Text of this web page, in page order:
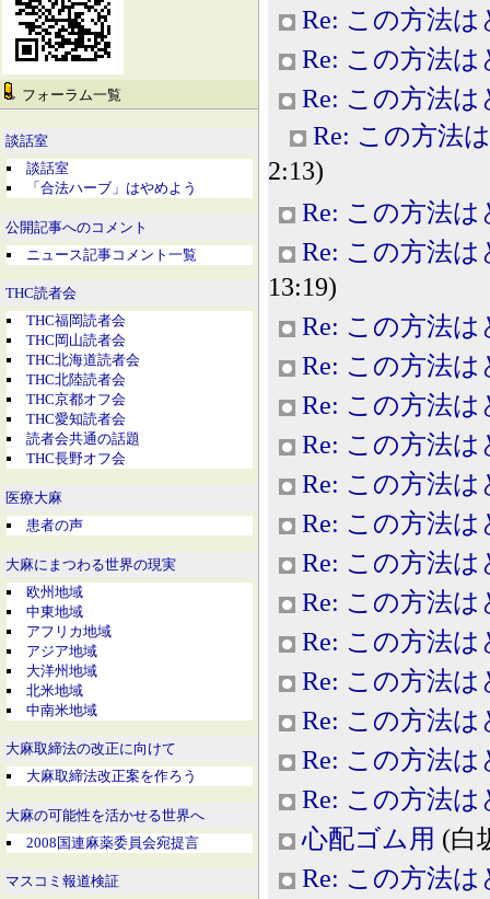
フォーラム一覧
談話室
談話室
「合法ハーブ」はやめよう
公開記事へのコメント
ニュース記事コメント一覧
THC読者会
THC福岡読者会
THC岡山読者会
THC北海道読者会
THC北陸読者会
THC京都オフ会
THC愛知読者会
読者会共通の話題
THC長野オフ会
医療大麻
患者の声
大麻にまつわる世界の現実
欧州地域
中東地域
アフリカ地域
アジア地域
大洋州地域
北米地域
中南米地域
大麻取締法の改正に向けて
大麻取締法改正案を作ろう
大麻の可能性を活かせる世界へ
2008国連麻薬委員会宛提言
マスコミ報道検証
Re: この方法
Re: この方法
Re: この方法
Re: この方法
2:13)
Re: この方法
Re: この方法
13:19)
Re: この方法
Re: この方法
Re: この方法
Re: この方法
Re: この方法
Re: この方法
Re: この方法
Re: この方法
Re: この方法
Re: この方法
Re: この方法
Re: この方法
Re: この方法
心配ゴム用 (白
Re: この方法